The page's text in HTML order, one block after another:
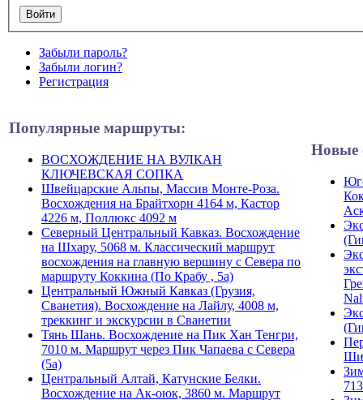
Забыли пароль?
Забыли логин?
Регистрация
Популярные маршруты:
ВОСХОЖДЕНИЕ НА ВУЛКАН
КЛЮЧЕВСКАЯ СОПКА
Швейцарские Альпы, Массив Монте-Роза.
Восхождения на Брайтхорн 4164 м, Кастор
4226 м, Поллюкс 4092 м
Северный Центральный Кавказ. Восхождение
на Шхару, 5068 м. Классический маршрут
восхождения на главную вершину с Севера по
маршруту Коккина (По Крабу , 5а)
Центральный Южный Кавказ (Грузия,
Сванетия). Восхождение на Лайлу, 4008 м,
треккинг и экскурсии в Сванетии
Тянь Шань. Восхождение на Пик Хан Тенгри,
7010 м. Маршрут через Пик Чапаева с Севера
(5а)
Центральный Алтай, Катунские Белки.
Восхождение на Ак-оюк, 3860 м. Маршрут
Новые